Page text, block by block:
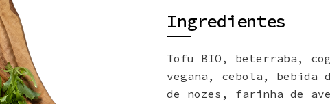
Ingredientes
Tofu BIO, beterraba,
vegana, cebola, bebida
de nozes, farinha de